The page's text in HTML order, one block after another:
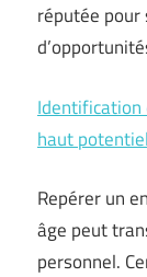
réputée
Identification
haut potentiel
Repérer un
âge peut
personnel.